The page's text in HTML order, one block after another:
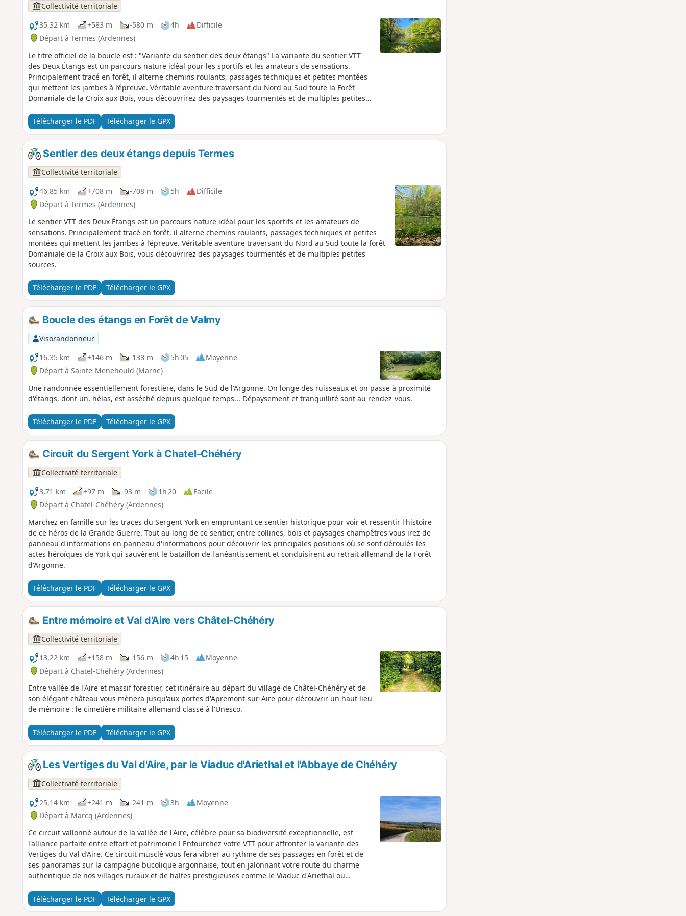
Collectivité territoriale
35,32 km
+583 m -580 m 4h
Difficile
Départ à Termes (Ardennes)
Le titre officiel de la boucle est : "Variante du sentier des deux étangs" La variante du sentier VTT
des Deux Étangs est un parcours nature idéal pour les sportifs et les amateurs de sensations.
Principalement tracé en forêt, il alterne chemins roulants, passages techniques et petites montées
qui mettent les jambes à l’épreuve. Véritable aventure traversant du Nord au Sud toute la Forêt
Domaniale de la Croix aux Bois, vous découvrirez des paysages tourmentés et de multiples petites
Télécharger le PDF
Télécharger le GPX
Sentier des deux étangs depuis Termes
Collectivité territoriale
46,85 km
+708 m -708 m 5h
Difficile
Départ à Termes (Ardennes)
Le sentier VTT des Deux Étangs est un parcours nature idéal pour les sportifs et les amateurs de
sensations. Principalement tracé en forêt, il alterne chemins roulants, passages techniques et petites
montées qui mettent les jambes à l’épreuve. Véritable aventure traversant du Nord au Sud toute la forêt
Domaniale de la Croix aux Bois, vous découvrirez des paysages tourmentés et de multiples petites
sources.
Télécharger le PDF Télécharger le GPX
Boucle des étangs en Forêt de Valmy
Visorandonneur
16,35 km
+146 m -138 m 5h 05
Moyenne
Départ à Sainte-Menehould (Marne)
Une randonnée essentiellement forestière, dans le Sud de l'Argonne. On longe des ruisseaux et on passe à proximité
d'étangs, dont un, hélas, est asséché depuis quelque temps... Dépaysement et tranquillité sont au rendez-vous.
Télécharger le PDF Télécharger le GPX
Circuit du Sergent York à Chatel-Chéhéry
Collectivité territoriale
3,71 km
+97 m -93 m 1h 20
Facile
Départ à Chatel-Chéhéry (Ardennes)
Marchez en famille sur les traces du Sergent York en empruntant ce sentier historique pour voir et ressentir l'histoire
de ce héros de la Grande Guerre. Tout au long de ce sentier, entre collines, bois et paysages champêtres vous irez de
panneau d'informations en panneau d'informations pour découvrir les principales positions où se sont déroulés les
actes héroïques de York qui sauvèrent le bataillon de l'anéantissement et conduisirent au retrait allemand de la Forêt
d'Argonne.
Télécharger le PDF Télécharger le GPX
Entre mémoire et Val d'Aire vers Châtel-Chéhéry
Collectivité territoriale
13,22 km
+158 m -156 m 4h 15
Moyenne
Départ à Chatel-Chéhéry (Ardennes)
Entre vallée de l'Aire et massif forestier, cet itinéraire au départ du village de Châtel-Chéhéry et de
son élégant château vous mènera jusqu'aux portes d'Apremont-sur-Aire pour découvrir un haut lieu
de mémoire : le cimetière militaire allemand classé à l'Unesco.
Télécharger le PDF Télécharger le GPX
Les Vertiges du Val d'Aire, par le Viaduc d'Ariethal et l'Abbaye de Chéhéry
Collectivité territoriale
25,14 km
+241 m -241 m 3h
Moyenne
Départ à Marcq (Ardennes)
Ce circuit vallonné autour de la vallée de l'Aire, célèbre pour sa biodiversité exceptionnelle, est
l'alliance parfaite entre effort et patrimoine ! Enfourchez votre VTT pour affronter la variante des
Vertiges du Val d’Aire. Ce circuit musclé vous fera vibrer au rythme de ses passages en forêt et de
ses panoramas sur la campagne bucolique argonnaise, tout en jalonnant votre route du charme
authentique de nos villages ruraux et de haltes prestigieuses comme le Viaduc d'Ariethal ou
Télécharger le PDF
Télécharger le GPX